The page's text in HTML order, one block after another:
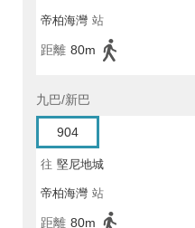
帝柏海灣 站
距離 80m
九巴/新巴
904
往 堅尼地城
帝柏海灣 站
距離 80m